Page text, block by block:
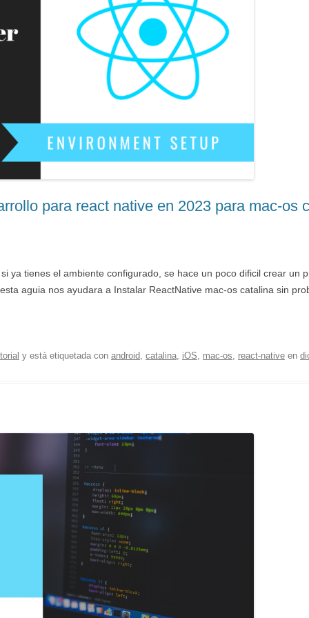
para react native en 2023 para mac-os
ya tienes el ambiente configurado, se hace un poco dificil crear un
aguia nos ayudara a Instalar ReactNative mac-os catalina sin
y está etiquetada con android, catalina, iOS, mac-os, react-native en